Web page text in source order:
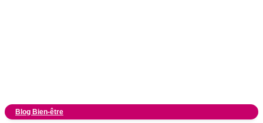
Blog Bien-être